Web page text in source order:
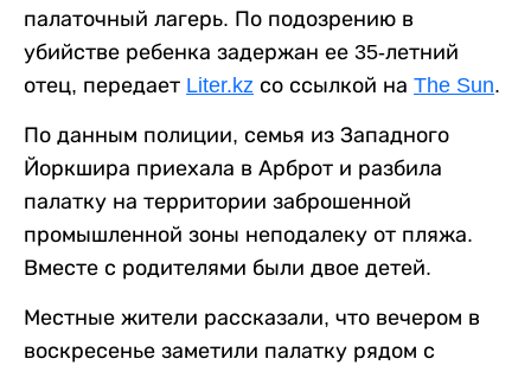
палаточный лагерь. По подозрению в
убийстве ребенка задержан ее 35-летний
отец, передает Liter.kz со ссылкой на The Sun.
По данным полиции, семья из Западного
Йоркшира приехала в Арброт и разбила
палатку на территории заброшенной
промышленной зоны неподалеку от пляжа.
Вместе с родителями были двое детей.
Местные жители рассказали, что вечером в
воскресенье заметили палатку рядом с